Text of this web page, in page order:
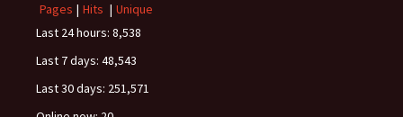
Pages | Hits | Unique
Last 24 hours: 8,538
Last 7 days: 48,543
Last 30 days: 251,571